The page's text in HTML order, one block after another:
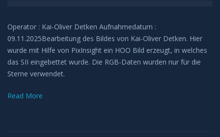
Operator : Kai-Oliver Detken Aufnahmedatum :
09.11.2025Bearbeitung des Bildes von Kai-Oliver Detken. Hier
wurde mit Hilfe von PixInsight ein HOO Bild erzeugt, in welches
das SII eingebettet wurde. Die RGB-Daten wurden nur für die
Sterne verwendet.
Read More